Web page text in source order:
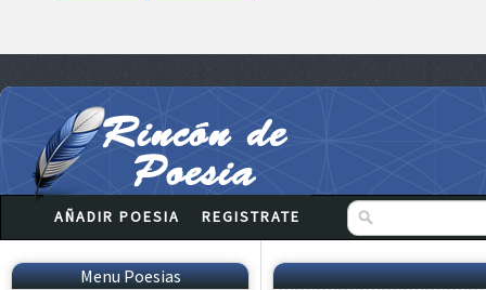
AÑADIR POESIA REGISTRATE
Menu Poesias